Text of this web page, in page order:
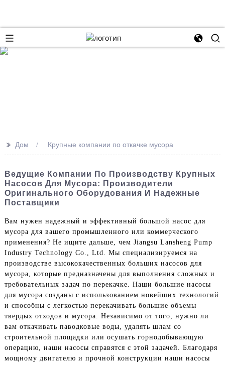
>> Дом Крупные компании по откачке мусора
Ведущие Компании По Производству Крупных
Насосов Для Мусора: Производители
Оригинального Оборудования И Надежные
Поставщики
Вам нужен надежный и эффективный большой насос для
мусора для вашего промышленного или коммерческого
применения? Не ищите дальше, чем Jiangsu Lansheng Pump
Industry Technology Co., Ltd. Мы специализируемся на
производстве высококачественных больших насосов для
мусора, которые предназначены для выполнения сложных и
требовательных задач по перекачке. Наши большие насосы
для мусора созданы с использованием новейших технологий
и способны с легкостью перекачивать большие объемы
твердых отходов и мусора. Независимо от того, нужно ли
вам откачивать паводковые воды, удалять шлам со
строительной площадки или осушать горнодобывающую
операцию, наши насосы справятся с этой задачей. Благодаря
мощному двигателю и прочной конструкции наши насосы